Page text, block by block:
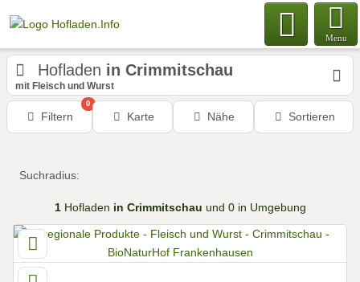
Menu
Hofladen in Crimmitschau
mit Fleisch und Wurst
Filtern
0
Karte Nähe Sortieren
Suchradius:
1Hofladen in Crimmitschau und 0 in Umgebung